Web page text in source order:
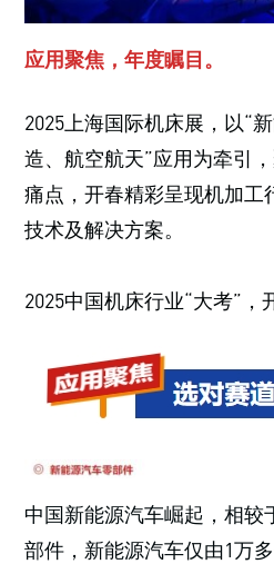
应用聚焦，年度瞩目。
2025上海国际机床展，以“
造、航空航天”应用为牵引
痛点，开春精彩呈现机加工
技术及解决方案。
2025中国机床行业“大考”，
中国新能源汽车崛起，相较
部件，新能源汽车仅由1万多